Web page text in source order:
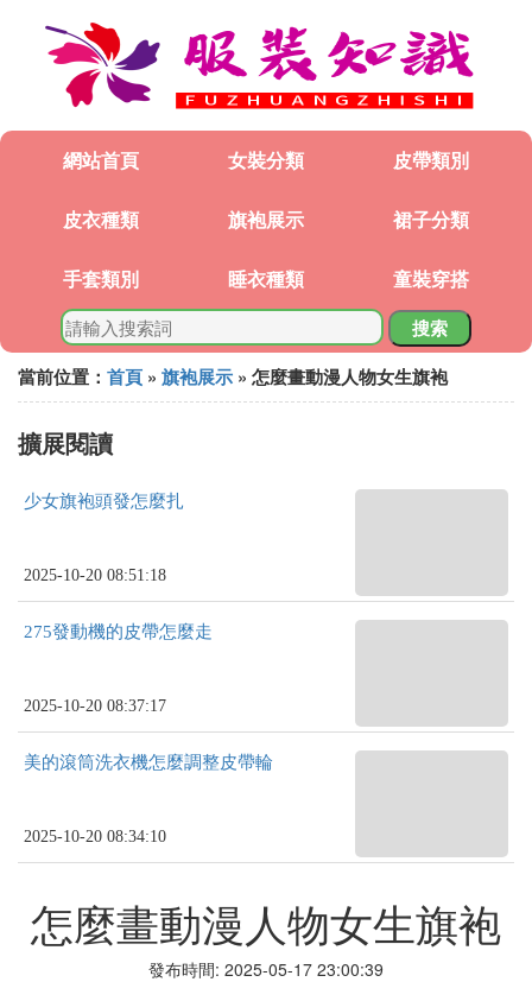
網站首頁 女裝分類 皮帶類別
皮衣種類 旗袍展示 裙子分類
手套類別 睡衣種類 童裝穿搭
搜索
當前位置： 首頁 » 旗袍展示 » 怎麼畫動漫人物女生旗袍
擴展閱讀
少女旗袍頭發怎麼扎
2025-10-20 08:51:18
275發動機的皮帶怎麼走
2025-10-20 08:37:17
美的滾筒洗衣機怎麼調整皮帶輪
2025-10-20 08:34:10
怎麼畫動漫人物女生旗袍
發布時間: 2025-05-17 23:00:39